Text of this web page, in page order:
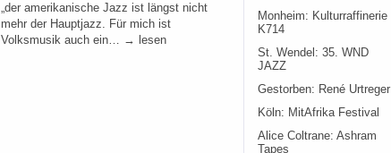
„der amerikanische Jazz ist längst nicht
mehr der Hauptjazz. Für mich ist
Volksmusik auch ein… → lesen
Monheim: Kulturraffinerie
K714
St. Wendel: 35. WND
JAZZ
Gestorben: René Urtreger
Köln: MitAfrika Festival
Alice Coltrane: Ashram
Tapes